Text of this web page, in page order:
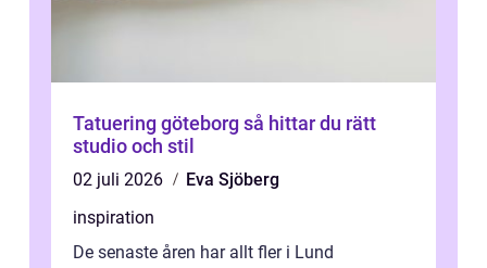
Tatuering göteborg så hittar du rätt
studio och stil
02 juli 2026
Eva Sjöberg
inspiration
De senaste åren har allt fler i Lund